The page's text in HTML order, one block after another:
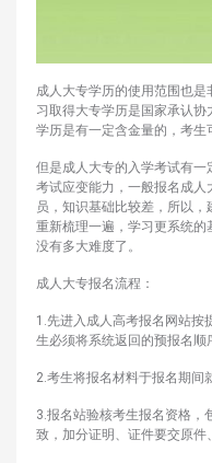
成人大专学历的使用范围也
习取得大专学历是国家承认
学历是有一定含金量的，考生
但是成人大专的入学考试有
考试应变能力，一般报名成人
员，知识基础比较差，所以
重新梳理一遍，学习更系统
没有多大难度了。
成人大专报名流程：
1.先进入成人高考报名网站按
生必须将系统返回的预报名顺
2.考生将报名材料于报名期间
3.报名站验核考生报名资格，
致，加分证明、证件要交原件